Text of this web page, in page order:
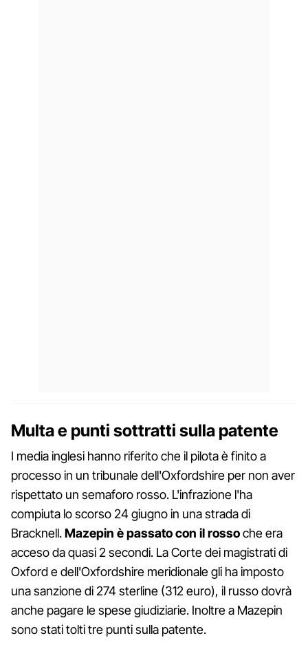
Multa e punti sottratti sulla patente
I media inglesi hanno riferito che il pilota è finito a
processo in un tribunale dell'Oxfordshire per non aver
rispettato un semaforo rosso. L'infrazione l'ha
compiuta lo scorso 24 giugno in una strada di
Bracknell.Mazepin è passato con il rossoche era
acceso da quasi 2 secondi. La Corte dei magistrati di
Oxford e dell'Oxfordshire meridionale gli ha imposto
una sanzione di 274 sterline (312 euro), il russo dovrà
anche pagare le spese giudiziarie. Inoltre a Mazepin
sono stati tolti tre punti sulla patente.